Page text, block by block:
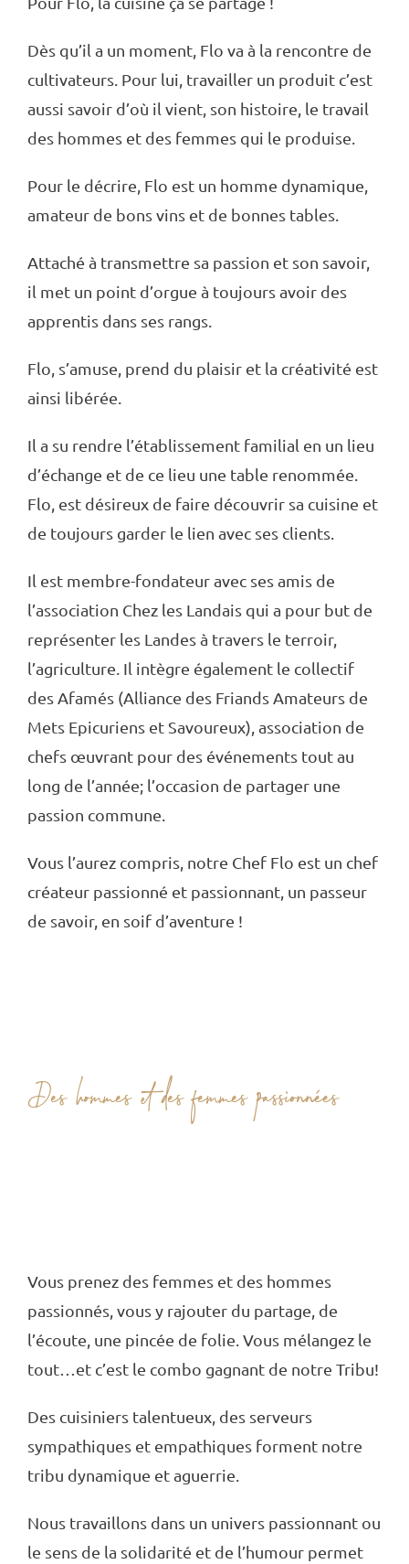
Dès qu’il a un moment, Flo va à la rencontre de
cultivateurs. Pour lui, travailler un produit c’est
aussi savoir d’où il vient, son histoire, le travail
des hommes et des femmes qui le produise.
Pour le décrire, Flo est un homme dynamique,
amateur de bons vins et de bonnes tables.
Attaché à transmettre sa passion et son savoir,
il met un point d’orgue à toujours avoir des
apprentis dans ses rangs.
Flo, s’amuse, prend du plaisir et la créativité est
ainsi libérée.
Il a su rendre l’établissement familial en un lieu
d’échange et de ce lieu une table renommée.
Flo, est désireux de faire découvrir sa cuisine et
de toujours garder le lien avec ses clients.
Il est membre-fondateur avec ses amis de
l’association Chez les Landais qui a pour but de
représenter les Landes à travers le terroir,
l’agriculture. Il intègre également le collectif
des Afamés (Alliance des Friands Amateurs de
Mets Epicuriens et Savoureux), association de
chefs œuvrant pour des événements tout au
long de l’année; l’occasion de partager une
passion commune.
Vous l’aurez compris, notre Chef Flo est un chef
créateur passionné et passionnant, un passeur
de savoir, en soif d’aventure !
Des hommes et des femmes passionnées
Vous prenez des femmes et des hommes
passionnés, vous y rajouter du partage, de
l’écoute, une pincée de folie. Vous mélangez le
tout…et c’est le combo gagnant de notre Tribu!
Des cuisiniers talentueux, des serveurs
sympathiques et empathiques forment notre
tribu dynamique et aguerrie.
Nous travaillons dans un univers passionnant ou
le sens de la solidarité et de l’humour permet